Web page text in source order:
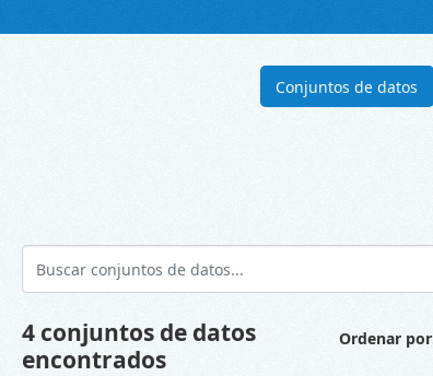
Conjuntos de datos
Ordenar por
4 conjuntos de datos
encontrados